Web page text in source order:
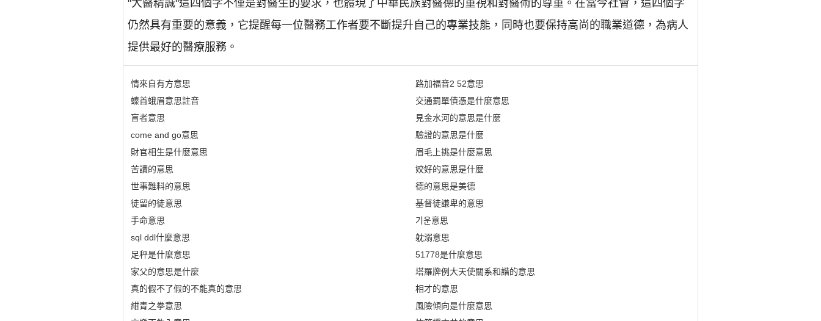
"大醫精誠"這四個字不僅是對醫生的要求，也體現了中華民族對醫德的重視和對醫術的尊重。在當今社會，這四個字
仍然具有重要的意義，它提醒每一位醫務工作者要不斷提升自己的專業技能，同時也要保持高尚的職業道德，為病人
提供最好的醫療服務。
情來自有方意思
螓首蛾眉意思註音
盲者意思
come and go意思
財官相生是什麼意思
苦讀的意思
世事難料的意思
徒留的徒意思
手命意思
sql ddl什麼意思
足秤是什麼意思
家父的意思是什麼
真的假不了假的不能真的意思
紺青之拳意思
路加福音2 52意思
交通罰單債憑是什麼意思
見金水河的意思是什麼
驗證的意思是什麼
眉毛上挑是什麼意思
姣好的意思是什麼
德的意思是美德
基督徒謙卑的意思
기운意思
躭溺意思
51778是什麼意思
塔羅牌例大天使關系和諧的意思
相才的意思
風險傾向是什麼意思